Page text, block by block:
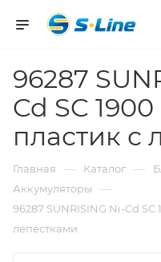
96287
Cd SC
пластик с
Главная — Каталог —
Аккумуляторы —
96287 SUNRISING Ni-Cd SC
лепестками